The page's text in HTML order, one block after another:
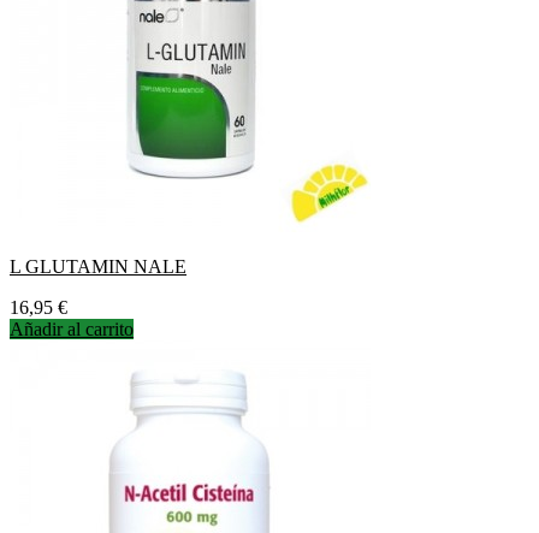
L GLUTAMIN NALE
Precio
16,95 €
Añadir al carrito